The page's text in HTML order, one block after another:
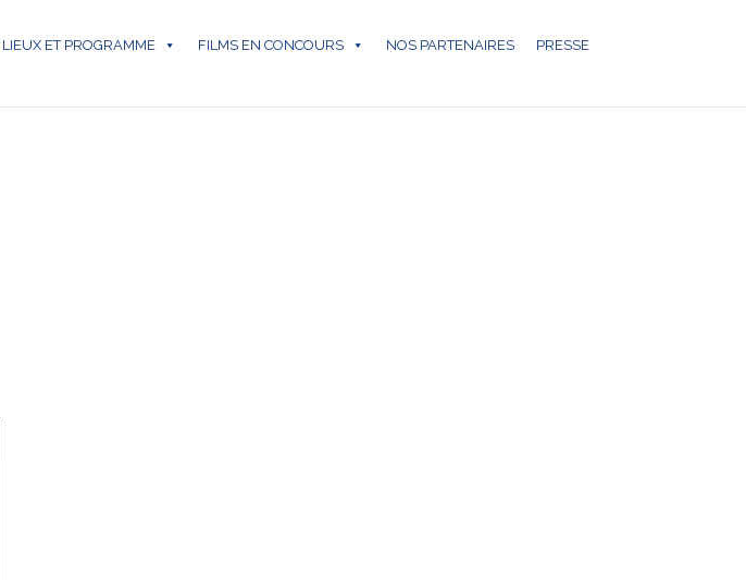
LIEUX ET PROGRAMME FILMS EN CONCOURS NOS PARTENAIRES PRESSE